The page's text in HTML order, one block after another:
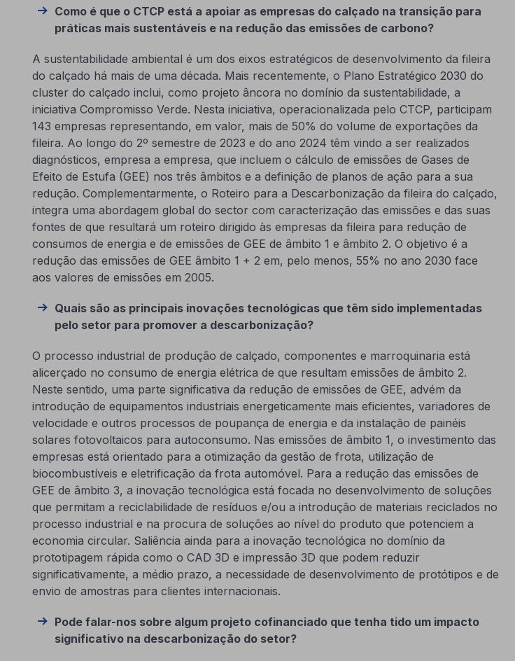
Como é que o CTCP está a apoiar as empresas do calçado na transição para
práticas mais sustentáveis e na redução das emissões de carbono?
A sustentabilidade ambiental é um dos eixos estratégicos de desenvolvimento da fileira
do calçado há mais de uma década. Mais recentemente, o Plano Estratégico 2030 do
cluster do calçado inclui, como projeto âncora no domínio da sustentabilidade, a
iniciativa Compromisso Verde. Nesta iniciativa, operacionalizada pelo CTCP, participam
143 empresas representando, em valor, mais de 50% do volume de exportações da
fileira. Ao longo do 2º semestre de 2023 e do ano 2024 têm vindo a ser realizados
diagnósticos, empresa a empresa, que incluem o cálculo de emissões de Gases de
Efeito de Estufa (GEE) nos três âmbitos e a definição de planos de ação para a sua
redução. Complementarmente, o Roteiro para a Descarbonização da fileira do calçado,
integra uma abordagem global do sector com caracterização das emissões e das suas
fontes de que resultará um roteiro dirigido às empresas da fileira para redução de
consumos de energia e de emissões de GEE de âmbito 1 e âmbito 2. O objetivo é a
redução das emissões de GEE âmbito 1 + 2 em, pelo menos, 55% no ano 2030 face
aos valores de emissões em 2005.
Quais são as principais inovações tecnológicas que têm sido implementadas
pelo setor para promover a descarbonização?
O processo industrial de produção de calçado, componentes e marroquinaria está
alicerçado no consumo de energia elétrica de que resultam emissões de âmbito 2.
Neste sentido, uma parte significativa da redução de emissões de GEE, advém da
introdução de equipamentos industriais energeticamente mais eficientes, variadores de
velocidade e outros processos de poupança de energia e da instalação de painéis
solares fotovoltaicos para autoconsumo. Nas emissões de âmbito 1, o investimento das
empresas está orientado para a otimização da gestão de frota, utilização de
biocombustíveis e eletrificação da frota automóvel. Para a redução das emissões de
GEE de âmbito 3, a inovação tecnológica está focada no desenvolvimento de soluções
que permitam a reciclabilidade de resíduos e/ou a introdução de materiais reciclados no
processo industrial e na procura de soluções ao nível do produto que potenciem a
economia circular. Saliência ainda para a inovação tecnológica no domínio da
prototipagem rápida como o CAD 3D e impressão 3D que podem reduzir
significativamente, a médio prazo, a necessidade de desenvolvimento de protótipos e de
envio de amostras para clientes internacionais.
Pode falar-nos sobre algum projeto cofinanciado que tenha tido um impacto
significativo na descarbonização do setor?